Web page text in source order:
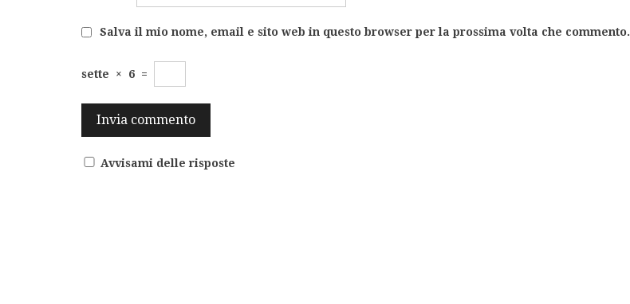
Salva il mio nome, email e sito web in questo browser per la prossima volta che commento.
sette × 6 =
Avvisami delle risposte